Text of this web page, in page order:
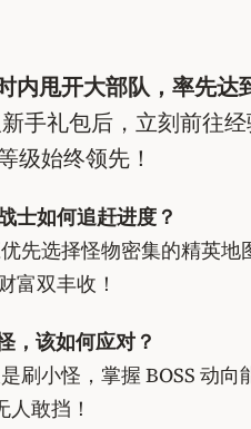
内甩开大部队，率先达
手礼包后，立刻前往
级始终领先！
士如何追赶进度？
先选择怪物密集的精英地
富双丰收！
，该如何应对？
刷小怪，掌握 BOSS 动
敢挡！